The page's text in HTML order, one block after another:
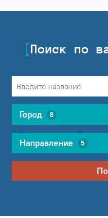
Поиск по
Город 8
Направление 5